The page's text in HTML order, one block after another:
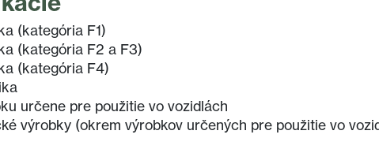
(kategória F1)
(kategória F2 a F3)
(kategória F4)
určene pre použitie vo vozidlách
výrobky (okrem výrobkov určených pre použitie vo